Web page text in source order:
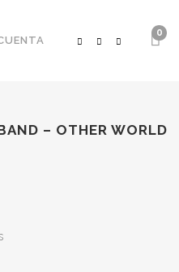
0
– OTHER WORLD